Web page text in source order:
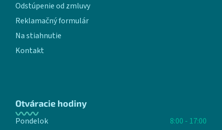
Odstúpenie od zmluvy
Reklamačný formulár
Na stiahnutie
Kontakt
Otváracie hodiny
Pondelok
8:00 - 17:00